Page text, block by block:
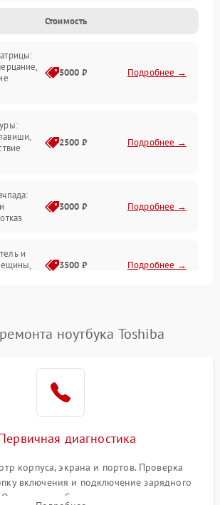
системные сбои
Стоимость
5000 ₽ Подробнее →
2500 ₽ Подробнее →
3000 ₽ Подробнее →
и
3500 ₽ Подробнее →
2500 ₽ Подробнее →
2000 ₽
или
ноутбука Toshiba
диагностика
корпуса, экрана и портов. Проверка
включения и подключение зарядного
Оценка потребления тока с помощью